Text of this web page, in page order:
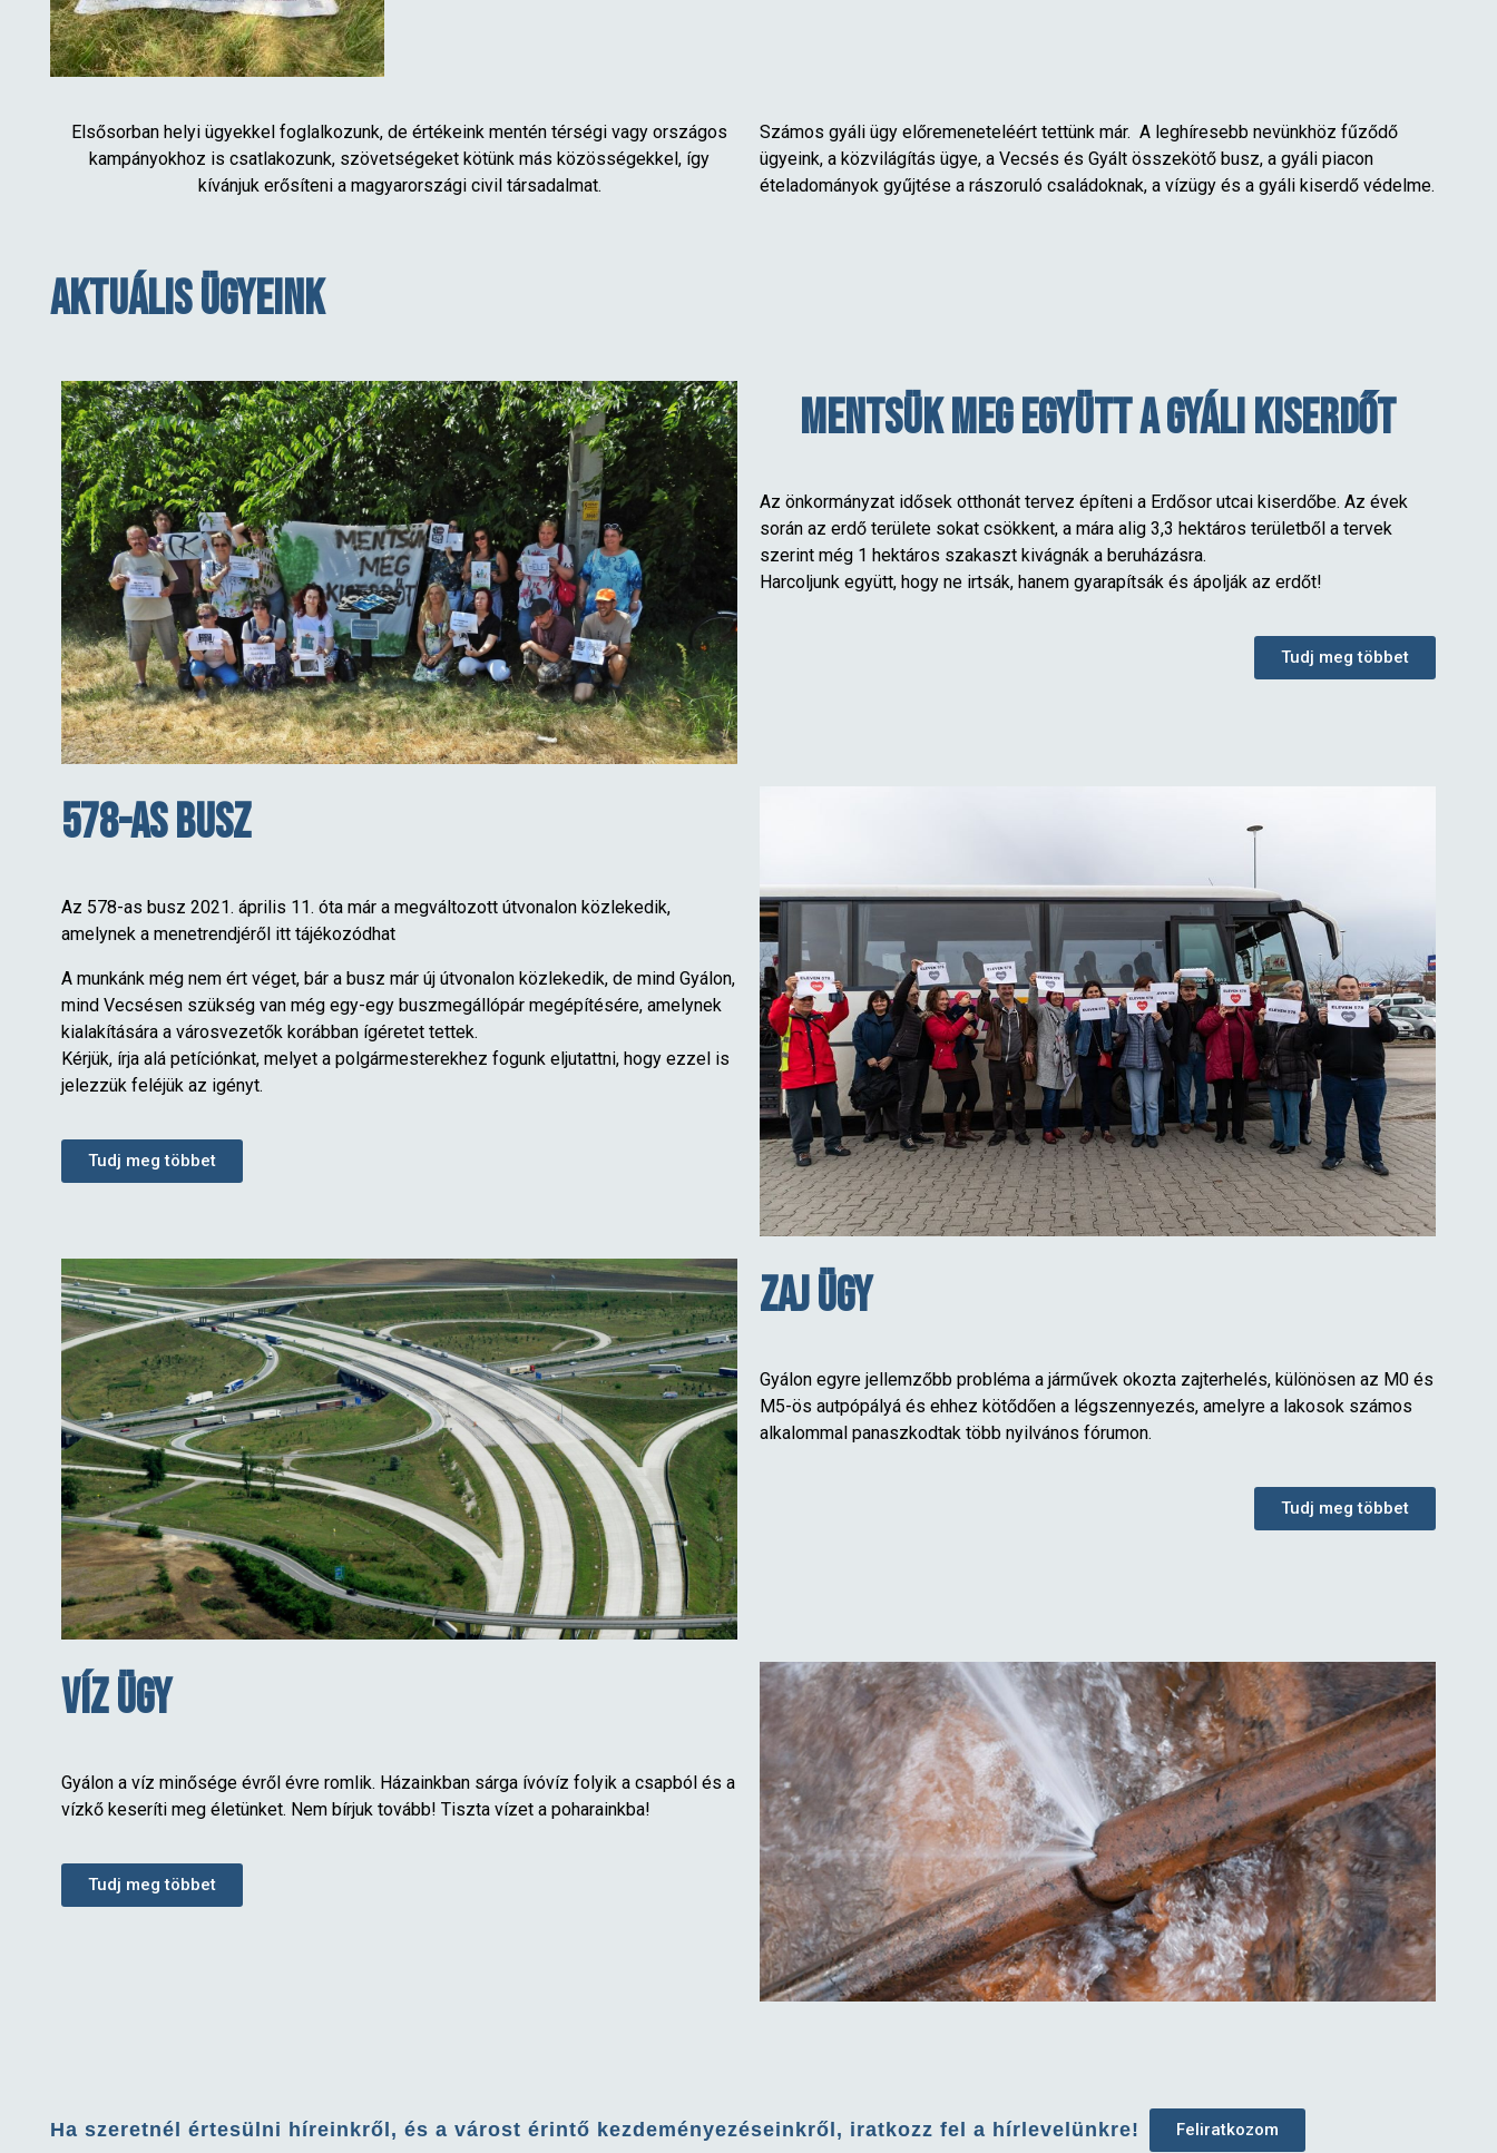
Elsősorban helyi ügyekkel foglalkozunk, de értékeink mentén térségi vagy országos
kampányokhoz is csatlakozunk, szövetségeket kötünk más közösségekkel, így
kívánjuk erősíteni a magyarországi civil társadalmat.
Számos gyáli ügy előremeneteléért tettünk már. A leghíresebb nevünkhöz fűződő
ügyeink, a közvilágítás ügye, a Vecsés és Gyált összekötő busz, a gyáli piacon
ételadományok gyűjtése a rászoruló családoknak, a vízügy és a gyáli kiserdő védelme.
Aktuális ügyeink
Mentsük meg együtt a gyáli kiserdőt
Az önkormányzat idősek otthonát tervez építeni a Erdősor utcai kiserdőbe. Az évek
során az erdő területe sokat csökkent, a mára alig 3,3 hektáros területből a tervek
szerint még 1 hektáros szakaszt kivágnák a beruházásra.
Harcoljunk együtt, hogy ne irtsák, hanem gyarapítsák és ápolják az erdőt!
Tudj meg többet
578-as busz
Az 578-as busz 2021. április 11. óta már a megváltozott útvonalon közlekedik,
amelynek a menetrendjéről itt tájékozódhat
A munkánk még nem ért véget, bár a busz már új útvonalon közlekedik, de mind Gyálon,
mind Vecsésen szükség van még egy-egy buszmegállópár megépítésére, amelynek
kialakítására a városvezetők korábban ígéretet tettek.
Kérjük, írja alá petíciónkat, melyet a polgármesterekhez fogunk eljutattni, hogy ezzel is
jelezzük feléjük az igényt.
Tudj meg többet
Zaj ügy
Gyálon egyre jellemzőbb probléma a járművek okozta zajterhelés, különösen az M0 és
M5-ös autpópályá és ehhez kötődően a légszennyezés, amelyre a lakosok számos
alkalommal panaszkodtak több nyilvános fórumon.
Tudj meg többet
Víz ügy
Gyálon a víz minősége évről évre romlik. Házainkban sárga ívóvíz folyik a csapból és a
vízkő keseríti meg életünket. Nem bírjuk tovább! Tiszta vízet a poharainkba!
Tudj meg többet
Ha szeretnél értesülni híreinkről, és a várost érintő kezdeményezéseinkről, iratkozz fel a hírlevelünkre! Feliratkozom